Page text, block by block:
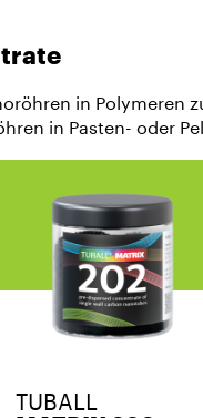
in
in Pasten- oder
TUBALL